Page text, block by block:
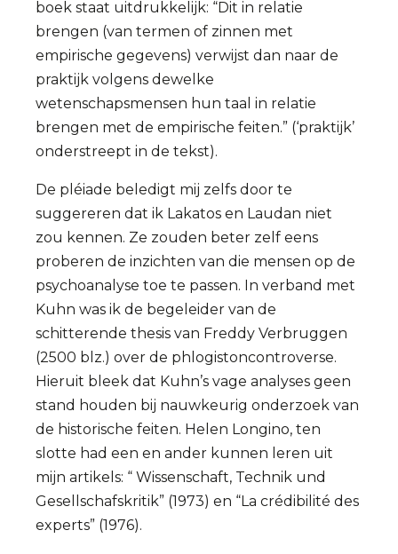
boek staat uitdrukkelijk: “Dit in relatie
brengen (van termen of zinnen met
empirische gegevens) verwijst dan naar de
praktijk volgens dewelke
wetenschapsmensen hun taal in relatie
brengen met de empirische feiten.” (‘praktijk’
onderstreept in de tekst).
De pléiade beledigt mij zelfs door te
suggereren dat ik Lakatos en Laudan niet
zou kennen. Ze zouden beter zelf eens
proberen de inzichten van die mensen op de
psychoanalyse toe te passen. In verband met
Kuhn was ik de begeleider van de
schitterende thesis van Freddy Verbruggen
(2500 blz.) over de phlogistoncontroverse.
Hieruit bleek dat Kuhn’s vage analyses geen
stand houden bij nauwkeurig onderzoek van
de historische feiten. Helen Longino, ten
slotte had een en ander kunnen leren uit
mijn artikels: “ Wissenschaft, Technik und
Gesellschafskritik” (1973) en “La crédibilité des
experts” (1976).